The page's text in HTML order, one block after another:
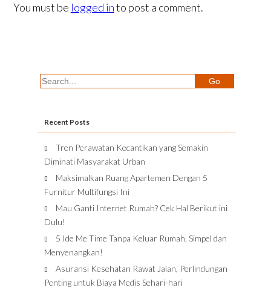
You must be logged into post a comment.
Recent Posts
Tren Perawatan Kecantikan yang Semakin
Diminati Masyarakat Urban
Maksimalkan Ruang Apartemen Dengan 5
Furnitur Multifungsi Ini
Mau Ganti Internet Rumah? Cek Hal Berikut ini
Dulu!
5 Ide Me Time Tanpa Keluar Rumah, Simpel dan
Menyenangkan!
Asuransi Kesehatan Rawat Jalan, Perlindungan
Penting untuk Biaya Medis Sehari-hari